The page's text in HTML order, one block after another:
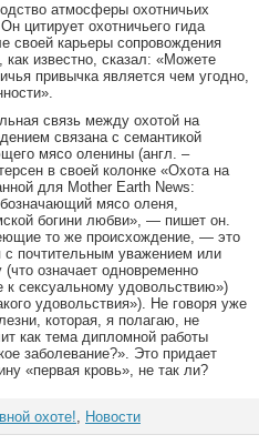
атмосферы охотничьих
цитирует охотничьего гида
своей карьеры сопровождения
как известно, сказал: «Можете
привычка является чем угодно,
связь между охотой на
связана с семантикой
мясо оленины (англ. –
в своей колонке «Охота на
для Mother Earth News:
мясо оленя,
богини любви», — пишет он.
то же происхождение, — это
с почтительным уважением или
означает одновременно
к сексуальному удовольствию»)
удовольствия»). Не говоря уже
которая, я полагаю, не
как тема дипломной работы
заболевание?». Это придает
«первая кровь», не так ли?
охоте!, Новости